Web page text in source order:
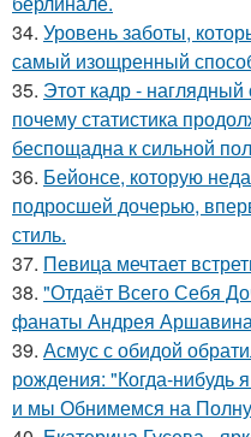
34. Уровень заботы,
самый изощренный
35. Этот кадр -
почему статистика
беспощадна к сильной
36. Бейонсе, которую
подросшей дочерью,
стиль.
37. Певица мечтает
38. "Отдаёт Всего Себя
фанаты Андрея Аршавина
39. Асмус с обидой
рождения: "Когда-нибудь
и мы Обнимемся на